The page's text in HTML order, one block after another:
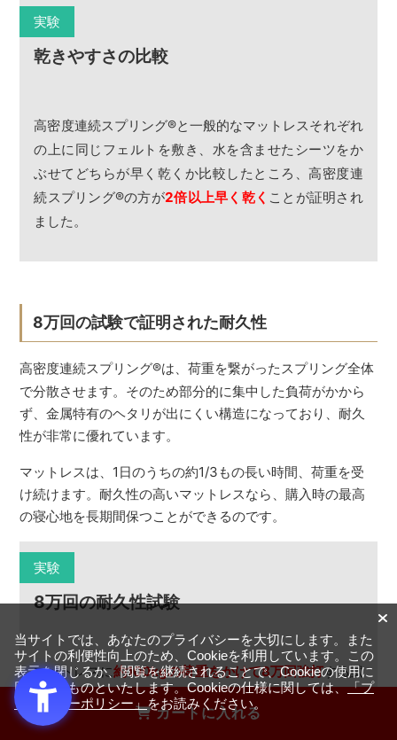
カートに入れる
実験
乾きやすさの比較
高密度連続スプリング®と一般的なマットレスそれぞれ
の上に同じフェルトを敷き、水を含ませたシーツをか
ぶせてどちらが早く乾くか比較したところ、高密度連
続スプリング®の方が2倍以上早く乾く ことが証明され
ました。
8万回の試験で証明された耐久性
高密度連続スプリング®は、荷重を繋がったスプリング全体
で分散させます。そのため部分的に集中した負荷がかから
ず、金属特有のヘタリが出にくい構造になっており、耐久
性が非常に優れています。
マットレスは、1日のうちの約1/3もの長い時間、荷重を受
け続けます。耐久性の高いマットレスなら、購入時の最高
の寝心地を長期間保つことができるのです。
実験
8万回の耐久性試験
マットレスに約100kgの荷重をかけて8万回強打する試
験や
直径20cm、50kgのおもりを6ヶ月間乗せた状態
を維持
する試験を行い、スプリングのヘタリ具合を測
当サイトでは、あなたのプライバシーを大切にします。また
サイトの利便性向上のため、Cookieを利用しています。この
表示を閉じるか、閲覧を継続されることで、Cookieの使用に
同意するものといたします。Cookieの仕様に関しては、「プ
ライバシーポリシー」をお読みください。